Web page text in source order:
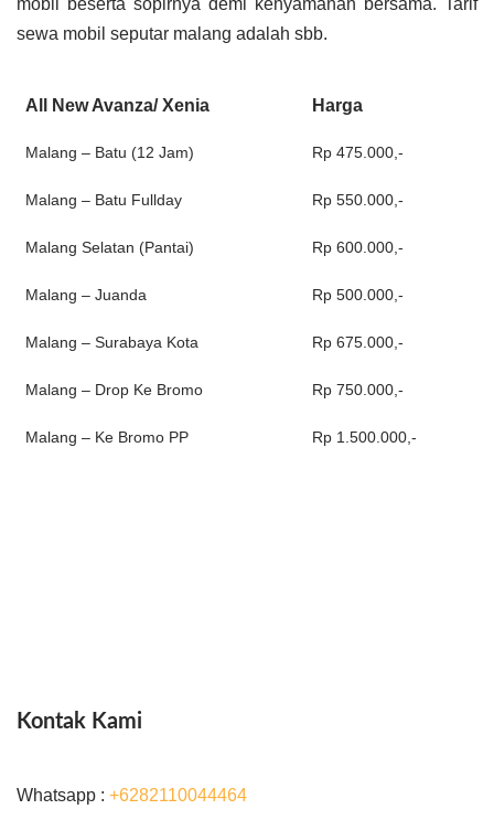
mobil beserta sopirnya demi kenyamanan bersama. Tarif
sewa mobil seputar malang adalah sbb.
All New Avanza/ Xenia Harga
Malang – Batu (12 Jam) Rp 475.000,-
Malang – Batu Fullday Rp 550.000,-
Malang Selatan (Pantai) Rp 600.000,-
Malang – Juanda Rp 500.000,-
Malang – Surabaya Kota Rp 675.000,-
Malang – Drop Ke Bromo Rp 750.000,-
Malang – Ke Bromo PP Rp 1.500.000,-
Kontak Kami
Whatsapp : +6282110044464